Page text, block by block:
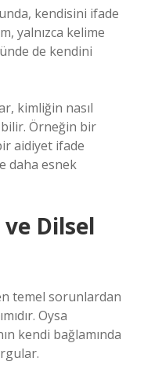
kendisini ifade
yalnızca kelime
de kendini
kimliğin nasıl
Örneğin bir
aidiyet ifade
daha esnek
Dilsel
temel sorunlardan
Oysa
kendi bağlamında